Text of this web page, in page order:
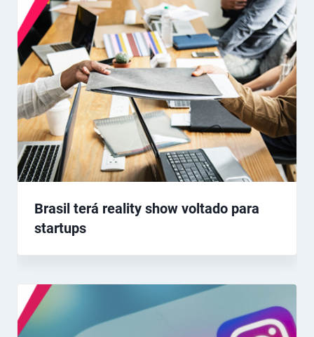
Brasil terá reality show voltado para
startups